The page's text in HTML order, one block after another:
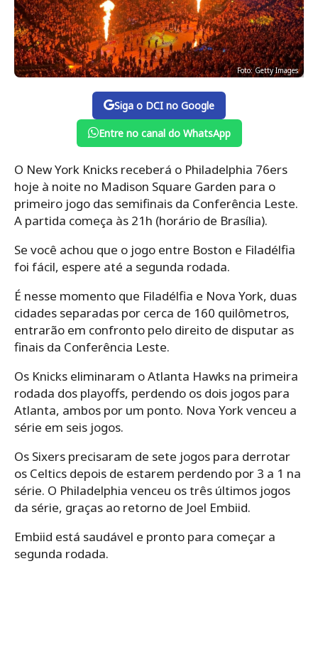
Foto: Getty Images
Siga o DCI no Google
Entre no canal do WhatsApp
O New York Knicks receberá o Philadelphia 76ers
hoje à noite no Madison Square Garden para o
primeiro jogo das semifinais da Conferência Leste.
A partida começa às 21h (horário de Brasília).
Se você achou que o jogo entre Boston e Filadélfia
foi fácil, espere até a segunda rodada.
É nesse momento que Filadélfia e Nova York, duas
cidades separadas por cerca de 160 quilômetros,
entrarão em confronto pelo direito de disputar as
finais da Conferência Leste.
Os Knicks eliminaram o Atlanta Hawks na primeira
rodada dos playoffs, perdendo os dois jogos para
Atlanta, ambos por um ponto. Nova York venceu a
série em seis jogos.
Os Sixers precisaram de sete jogos para derrotar
os Celtics depois de estarem perdendo por 3 a 1 na
série. O Philadelphia venceu os três últimos jogos
da série, graças ao retorno de Joel Embiid.
Embiid está saudável e pronto para começar a
segunda rodada.